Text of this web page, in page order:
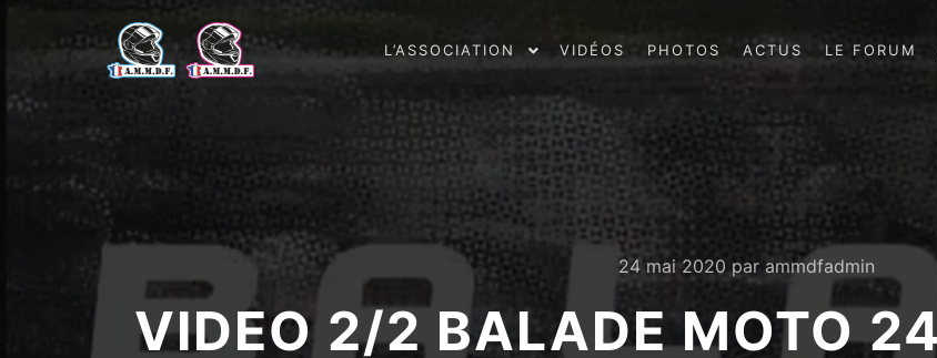
L’ASSOCIATION VIDÉOS PHOTOS ACTUS LE FORUM
24 mai 2020 par ammdfadmin
VIDEO 2/2 BALADE MOTO